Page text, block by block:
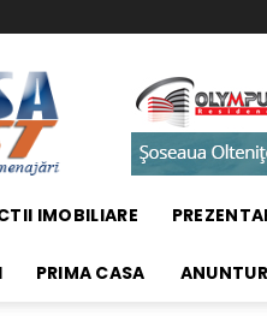
IMOBILIARE
PRIMA CASA